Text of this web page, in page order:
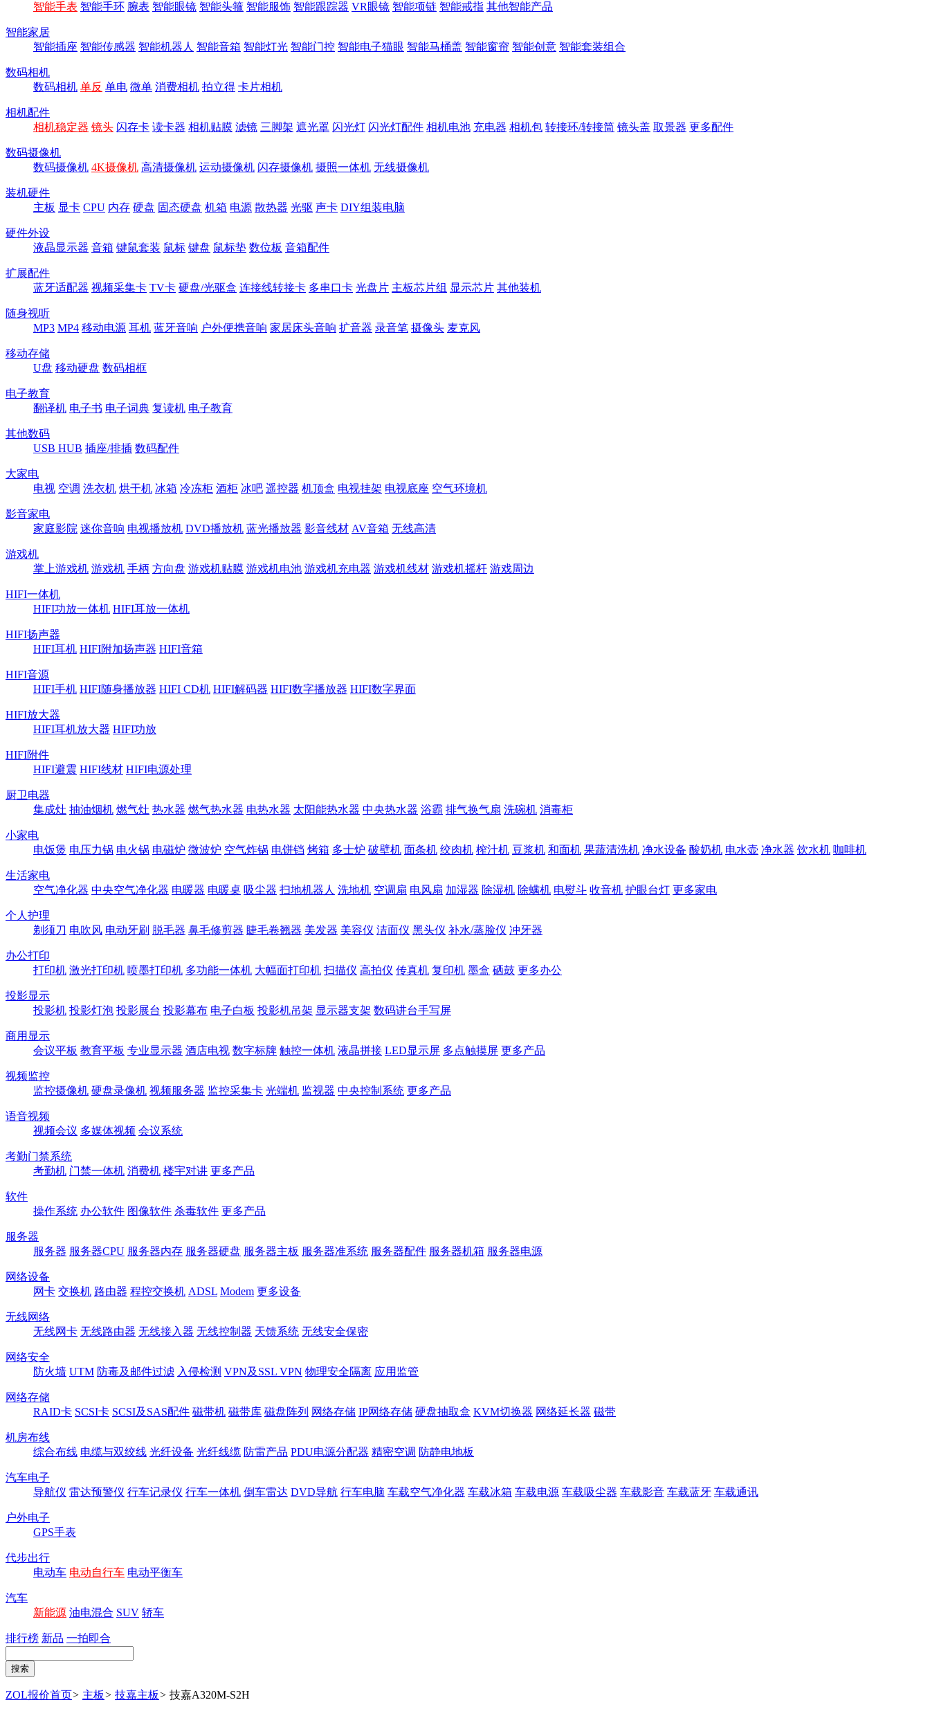
智能手表 智能手环 腕表 智能眼镜 智能头箍 智能服饰 智能跟踪器 VR眼镜 智能项链 智能戒指 其他智能产品
智能家居
智能插座 智能传感器 智能机器人 智能音箱 智能灯光 智能门控 智能电子猫眼 智能马桶盖 智能窗帘 智能创意 智能套装组合
数码相机
数码相机 单反 单电 微单 消费相机 拍立得 卡片相机
相机配件
相机稳定器 镜头 闪存卡 读卡器 相机贴膜 滤镜 三脚架 遮光罩 闪光灯 闪光灯配件 相机电池 充电器 相机包 转接环/转接筒 镜头盖 取景器 更多配件
数码摄像机
数码摄像机 4K摄像机 高清摄像机 运动摄像机 闪存摄像机 摄照一体机 无线摄像机
装机硬件
主板 显卡 CPU 内存 硬盘 固态硬盘 机箱 电源 散热器 光驱 声卡 DIY组装电脑
硬件外设
液晶显示器 音箱 键鼠套装 鼠标 键盘 鼠标垫 数位板 音箱配件
扩展配件
蓝牙适配器 视频采集卡 TV卡 硬盘/光驱盒 连接线转接卡 多串口卡 光盘片 主板芯片组 显示芯片 其他装机
随身视听
MP3 MP4 移动电源 耳机 蓝牙音响 户外便携音响 家居床头音响 扩音器 录音笔 摄像头 麦克风
移动存储
U盘 移动硬盘 数码相框
电子教育
翻译机 电子书 电子词典 复读机 电子教育
其他数码
USB HUB 插座/排插 数码配件
大家电
电视 空调 洗衣机 烘干机 冰箱 冷冻柜 酒柜 冰吧 遥控器 机顶盒 电视挂架 电视底座 空气环境机
影音家电
家庭影院 迷你音响 电视播放机 DVD播放机 蓝光播放器 影音线材 AV音箱 无线高清
游戏机
掌上游戏机 游戏机 手柄 方向盘 游戏机贴膜 游戏机电池 游戏机充电器 游戏机线材 游戏机摇杆 游戏周边
HIFI一体机
HIFI功放一体机 HIFI耳放一体机
HIFI扬声器
HIFI耳机 HIFI附加扬声器 HIFI音箱
HIFI音源
HIFI手机 HIFI随身播放器 HIFI CD机 HIFI解码器 HIFI数字播放器 HIFI数字界面
HIFI放大器
HIFI耳机放大器 HIFI功放
HIFI附件
HIFI避震 HIFI线材 HIFI电源处理
厨卫电器
集成灶 抽油烟机 燃气灶 热水器 燃气热水器 电热水器 太阳能热水器 中央热水器 浴霸 排气换气扇 洗碗机 消毒柜
小家电
电饭煲 电压力锅 电火锅 电磁炉 微波炉 空气炸锅 电饼铛 烤箱 多士炉 破壁机 面条机 绞肉机 榨汁机 豆浆机 和面机 果蔬清洗机 净水设备 酸奶机 电水壶 净水器 饮水机 咖啡机
生活家电
空气净化器 中央空气净化器 电暖器 电暖桌 吸尘器 扫地机器人 洗地机 空调扇 电风扇 加湿器 除湿机 除螨机 电熨斗 收音机 护眼台灯 更多家电
个人护理
剃须刀 电吹风 电动牙刷 脱毛器 鼻毛修剪器 睫毛卷翘器 美发器 美容仪 洁面仪 黑头仪 补水/蒸脸仪 冲牙器
办公打印
打印机 激光打印机 喷墨打印机 多功能一体机 大幅面打印机 扫描仪 高拍仪 传真机 复印机 墨盒 硒鼓 更多办公
投影显示
投影机 投影灯泡 投影展台 投影幕布 电子白板 投影机吊架 显示器支架 数码讲台手写屏
商用显示
会议平板 教育平板 专业显示器 酒店电视 数字标牌 触控一体机 液晶拼接 LED显示屏 多点触摸屏 更多产品
视频监控
监控摄像机 硬盘录像机 视频服务器 监控采集卡 光端机 监视器 中央控制系统 更多产品
语音视频
视频会议 多媒体视频 会议系统
考勤门禁系统
考勤机 门禁一体机 消费机 楼宇对讲 更多产品
软件
操作系统 办公软件 图像软件 杀毒软件 更多产品
服务器
服务器 服务器CPU 服务器内存 服务器硬盘 服务器主板 服务器准系统 服务器配件 服务器机箱 服务器电源
网络设备
网卡 交换机 路由器 程控交换机 ADSL Modem 更多设备
无线网络
无线网卡 无线路由器 无线接入器 无线控制器 天馈系统 无线安全保密
网络安全
防火墙 UTM 防毒及邮件过滤 入侵检测 VPN及SSL VPN 物理安全隔离 应用监管
网络存储
RAID卡 SCSI卡 SCSI及SAS配件 磁带机 磁带库 磁盘阵列 网络存储 IP网络存储 硬盘抽取盒 KVM切换器 网络延长器 磁带
机房布线
综合布线 电缆与双绞线 光纤设备 光纤线缆 防雷产品 PDU电源分配器 精密空调 防静电地板
汽车电子
导航仪 雷达预警仪 行车记录仪 行车一体机 倒车雷达 DVD导航 行车电脑 车载空气净化器 车载冰箱 车载电源 车载吸尘器 车载影音 车载蓝牙 车载通讯
户外电子
GPS手表
代步出行
电动车 电动自行车 电动平衡车
汽车
新能源 油电混合 SUV 轿车
排行榜 新品 一拍即合
ZOL报价首页> 主板> 技嘉主板> 技嘉A320M-S2H